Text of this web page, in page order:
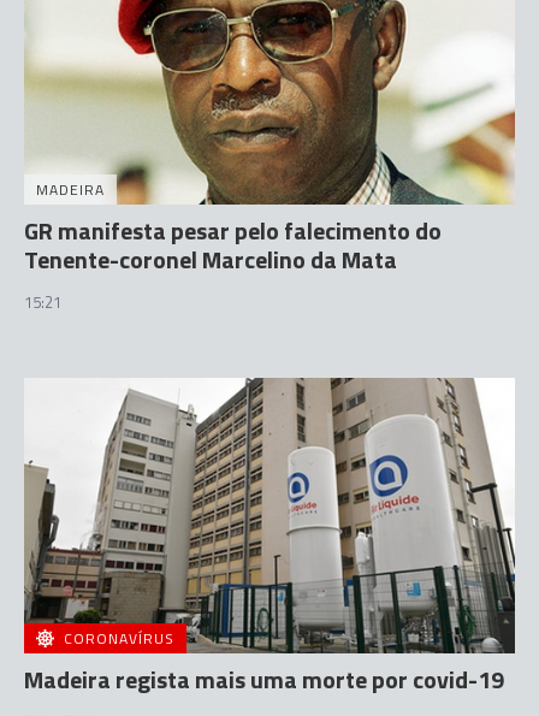
MADEIRA
GR manifesta pesar pelo falecimento do
Tenente-coronel Marcelino da Mata
15:21
CORONAVÍRUS
Madeira regista mais uma morte por covid-19